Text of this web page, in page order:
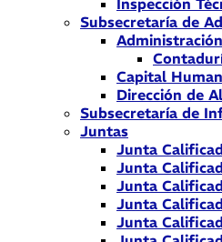
Inspección
Subsecretaría de
Administración
Capital
Dirección de
Subsecretaría de
Juntas
Junta
Junta
Junta
Junta
Junta